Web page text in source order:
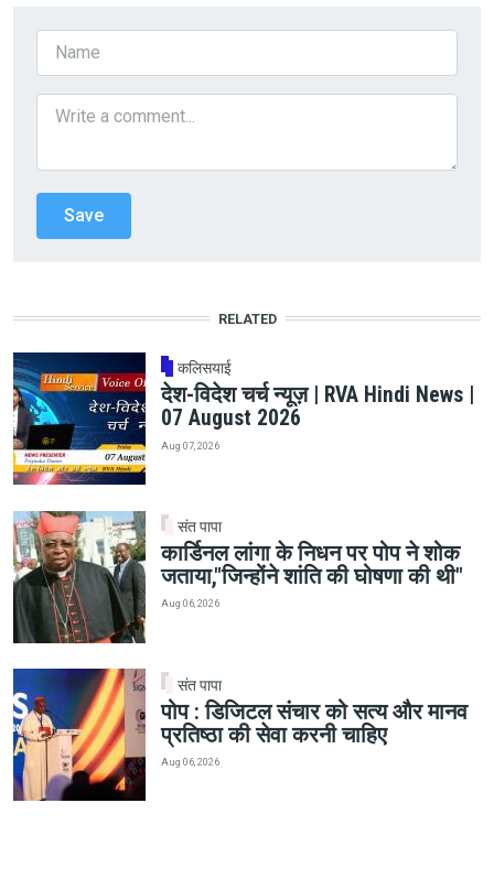
RELATED
कलिसयाई
देश-विदेश चर्च न्यूज़ | RVA Hindi News |
07 August 2026
Aug 07, 2026
संत पापा
कार्डिनल लांगा के निधन पर पोप ने शोक
जताया,"जिन्होंने शांति की घोषणा की थी"
Aug 06, 2026
संत पापा
पोप : डिजिटल संचार को सत्य और मानव
प्रतिष्ठा की सेवा करनी चाहिए
Aug 06, 2026